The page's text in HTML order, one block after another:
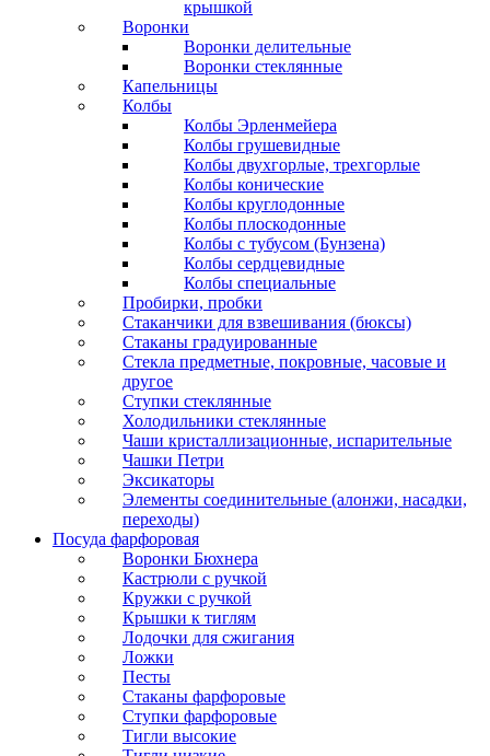
крышкой
Воронки
Воронки делительные
Воронки стеклянные
Капельницы
Колбы
Колбы Эрленмейера
Колбы грушевидные
Колбы двухгорлые, трехгорлые
Колбы конические
Колбы круглодонные
Колбы плоскодонные
Колбы с тубусом (Бунзена)
Колбы сердцевидные
Колбы специальные
Пробирки, пробки
Стаканчики для взвешивания (бюксы)
Стаканы градуированные
Стекла предметные, покровные, часовые и
другое
Ступки стеклянные
Холодильники стеклянные
Чаши кристаллизационные, испарительные
Чашки Петри
Эксикаторы
Элементы соединительные (алонжи, насадки,
переходы)
Посуда фарфоровая
Воронки Бюхнера
Кастрюли с ручкой
Кружки с ручкой
Крышки к тиглям
Лодочки для сжигания
Ложки
Песты
Стаканы фарфоровые
Ступки фарфоровые
Тигли высокие